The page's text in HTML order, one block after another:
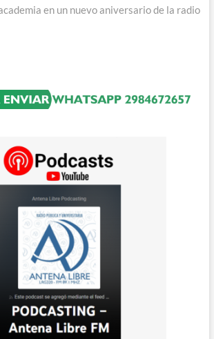
en un nuevo aniversario de la radio